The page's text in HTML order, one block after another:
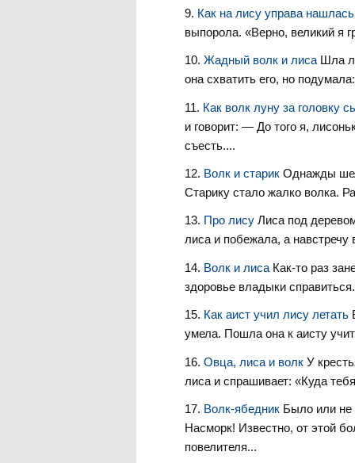
Как на лису управа
выпорола. «Верно, великий я
Жадный волк и лиса Шла
она схватить его, но
Как волк луну за головку
и говорит: — До того я,
съесть....
Волк и старик Однажды
Старику стало жалко волка.
Про лису Лиса под
лиса и побежала, а
Волк и лиса Как-то раз
здоровье владыки
Как аист учил лису летать
умела. Пошла она к аисту
Овца, лиса и волк У
лиса и спрашивает: «Куда
Волк-ябедник Было или не
Насморк! Известно, от этой
повелителя...